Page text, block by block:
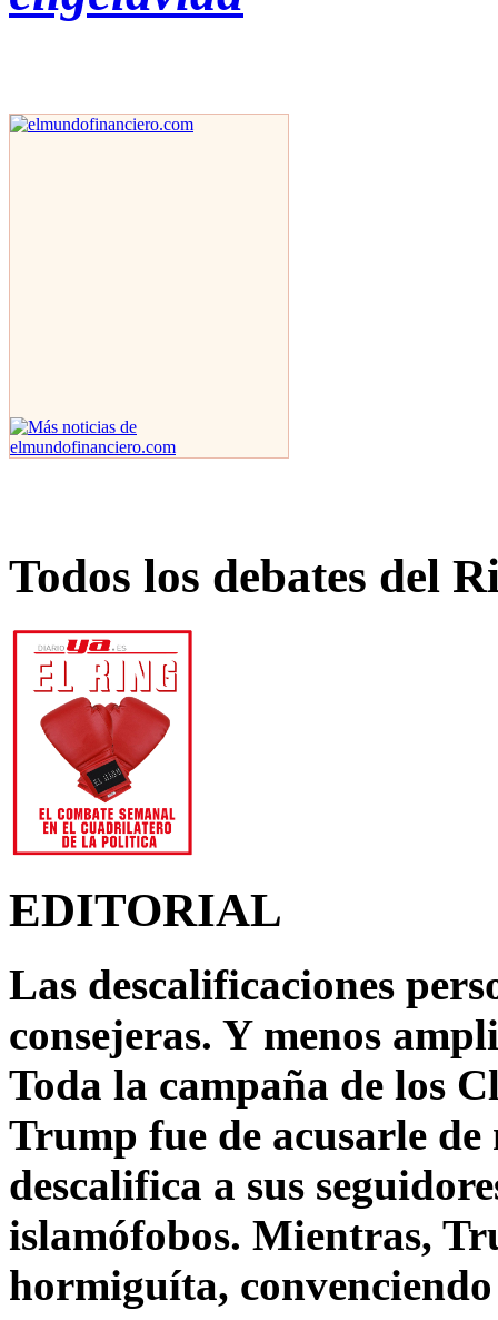
Todos los debates del
EDITORIAL
Las descalificaciones
consejeras. Y menos
Toda la campaña de los
Trump fue de acusarle
descalifica a sus
islamófobos. Mientras,
hormiguíta,